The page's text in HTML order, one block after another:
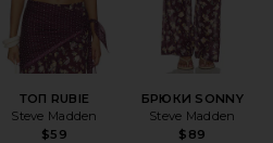
ТОП RUBIE
Steve Madden
$59
БРЮКИ SONNY
Steve Madden
$89